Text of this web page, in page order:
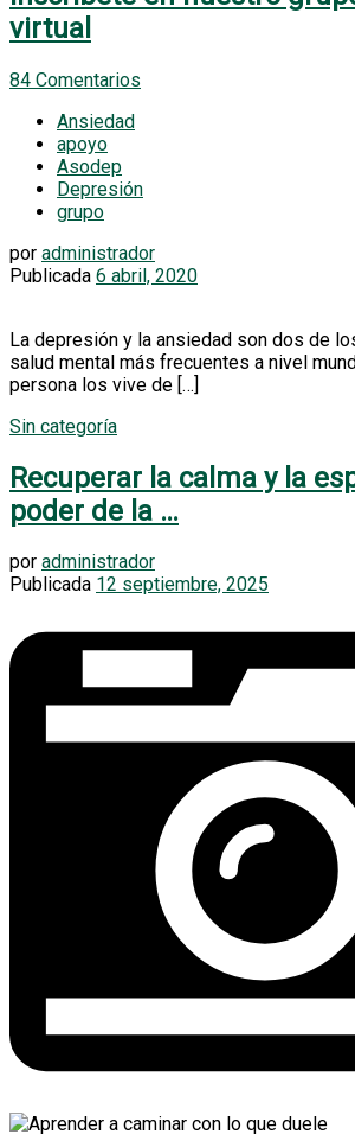
Actividades de promoción
Fortalecimiento emocional
virtual
84 Comentarios
Ansiedad
apoyo
Asodep
Depresión
grupo
por administrador
Publicada 6 abril, 2020
La depresión y la ansiedad son dos de
salud mental más frecuentes a nivel
persona los vive de […]
Sin categoría
Recuperar la calma y la
poder de la …
por administrador
Publicada 12 septiembre, 2025